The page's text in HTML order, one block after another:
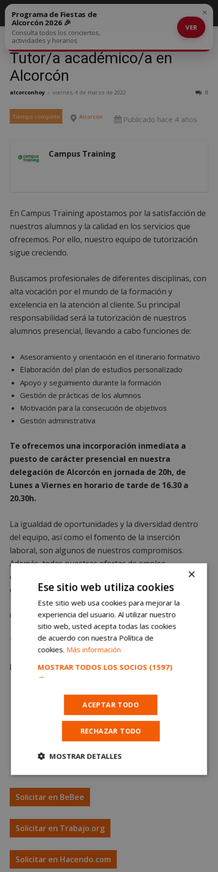
Tutor/a académico/a en
Alcorcón
alcorconhoy - viernes, 4 de marzo de 2022 0
Programa de Fiestas de
Alcorcón 2026 🎉
Consulta todos los conciertos,
actividades y horarios
VER
×
Tiempo completo Alcorcón Publicado hace 4 años
Campus Training
En Campus Training apostamos por la satisfacción de
nuestros alumnos y la calidad en los servicios que
ofrecemos. Por ello, nuestro equipo de tutorización
sigue creciendo.
Buscamos profesionales de diferentes disciplinas, con
alta vocación por el mundo de la formación y
excelencia en la atención al cliente. Su principal
responsabilidad será la tutorización de nuestros
alumnos presencial, llevando a cabo funciones de:
Asesoramiento y orientación en el itinerario formativo
Elaboración del plan de estudios personalizado
Apoyo y seguimiento durante la formación
Gestión de prácticas de los alumnos
Motivación para la consecución de objetivos
Gestión administrativa
Te ofrecemos una incorporación inmediata a
puesto de carácter presencial en nuestra
delegación de Alcorcón en jornada de 20h, de
Lunes a Viernes en horario de tarde de 16.30 a
20.30h.
La igualdad de oportunidades y la diversidad dentro
del equipo, así como el fomento de la inserción
laboral, son algunos de nuestros compromisos.
Además, todas nuestras ofertas de empleo
contemplan a personas que estén en posesión del
certificado de discapacidad.
Comienza tu futuro en Campus Training.
Te esperamos
Requisitos mínimos:
Residir en provincia del puesto vacante
Experiencia previa de al menos 1 año en funciones
Experiencia en gestión administrativa
Manejo de programas ofimáticos (Excel, Word..)
Habilidades comunicativas
Solicitar en BeBee
Solicitar en Trabajo.org
Solicitar en Hacendo.com
×
Ese sitio web utiliza cookies
Este sitio web usa cookies para mejorar la
experiencia del usuario. Al utilizar nuestro
sitio web, usted acepta todas las cookies
de acuerdo con nuestra Política de
cookies. Más información
MOSTRAR TODOS LOS SOCIOS (1597)
→
ACEPTAR TODO
RECHAZAR TODO
MOSTRAR DETALLES
Cookies
necesarias
Cookies de
Cookies de
preferencias